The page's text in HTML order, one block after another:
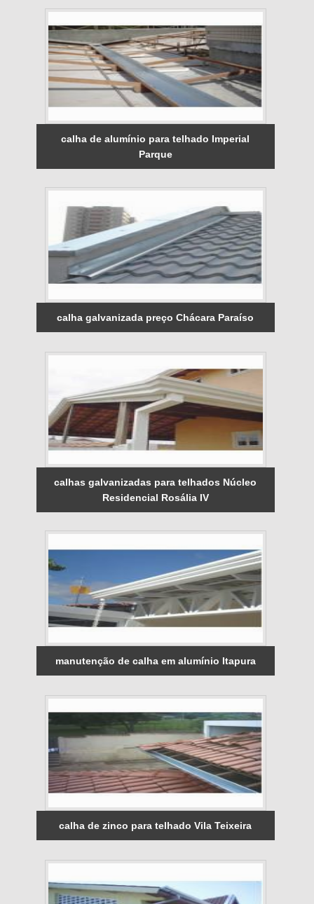
calha de alumínio para telhado Imperial
Parque
calha galvanizada preço Chácara Paraíso
calhas galvanizadas para telhados Núcleo
Residencial Rosália IV
manutenção de calha em alumínio Itapura
calha de zinco para telhado Vila Teixeira